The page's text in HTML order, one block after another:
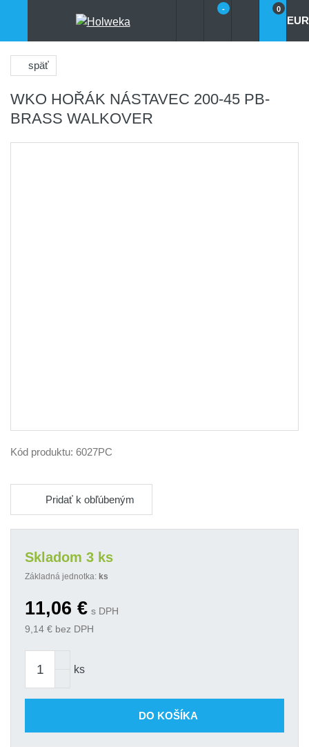
- 0
EUR
späť
WKO HOŘÁK NÁSTAVEC 200-45 PB-
BRASS WALKOVER
Kód produktu: 6027PC
Pridať k obľúbeným
Skladom 3 ks
Základná jednotka: ks
11,06 € s DPH
9,14 € bez DPH
ks
DO KOŠÍKA